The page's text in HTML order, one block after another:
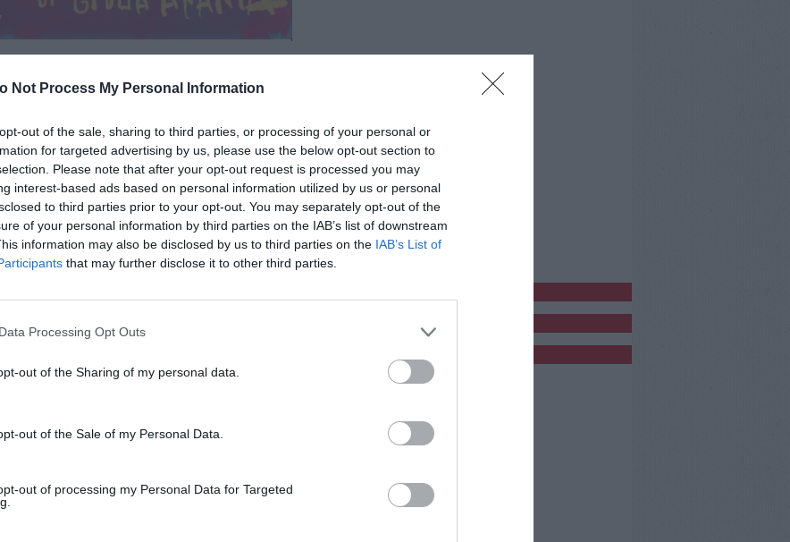
Not Process My Personal Information
out of the sale, sharing to third parties, or processing of your personal or
for targeted advertising by us, please use the below opt-out section to
Please note that after your opt-out request is processed you may
interest-based ads based on personal information utilized by us or personal
to third parties prior to your opt-out. You may separately opt-out of the
of your personal information by third parties on the IAB’s list of downstream
information may also be disclosed by us to third parties on the IAB’s List of
that may further disclose it to other third parties.
Processing Opt Outs
out of the Sharing of my personal data.
out of the Sale of my Personal Data.
out of processing my Personal Data for Targeted
Books, 2025, 25 euro
pubblico sono nati amori fugaci,
due fermate? Con immagini struggenti,
a Montmartre, Giulia Anania racconta
attenzione, non è una storia d'amore, è una